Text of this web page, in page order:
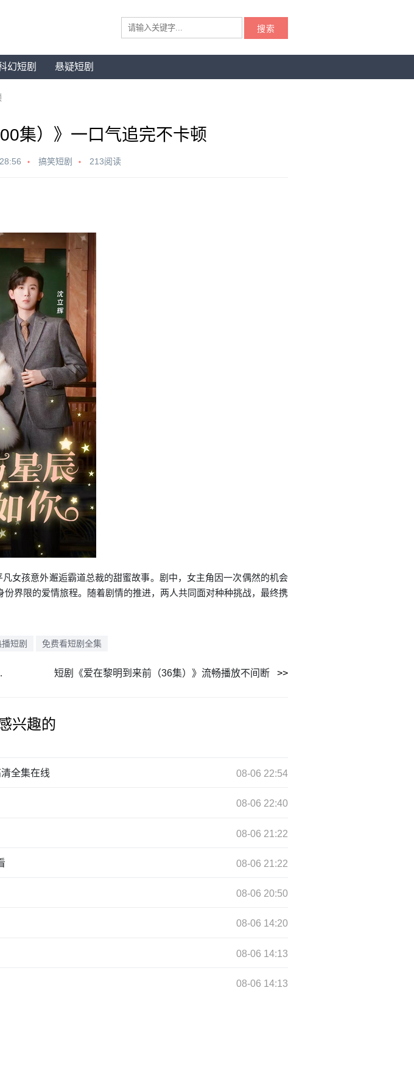
搜索
幻短剧 悬疑短剧
集）》一口气追完不卡顿
搞笑短剧 213阅读
女孩意外邂逅霸道总裁的甜蜜故事。剧中，女主角因一次偶然的机会
界限的爱情旅程。随着剧情的推进，两人共同面对种种挑战，最终携
短剧 免费看短剧全集
追完不卡顿 短剧《爱在黎明到来前（36集）》流畅播放不间断
兴趣的
全集在线 08-06 22:54
08-06 22:40
08-06 21:22
08-06 21:22
08-06 20:50
08-06 14:20
08-06 14:13
08-06 14:13